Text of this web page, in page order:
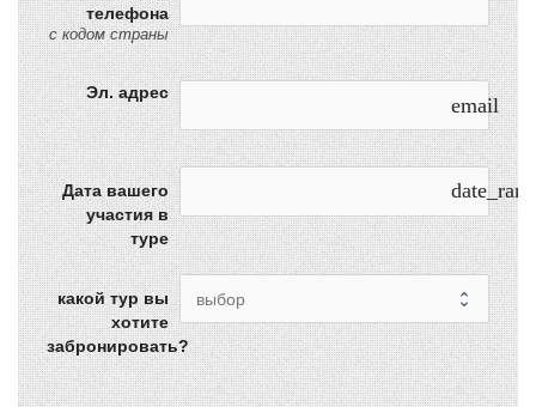
телефона
с кодом страны
Эл. адрес
email
Дата вашего
участия в
туре
какой тур вы
хотите
забронировать?